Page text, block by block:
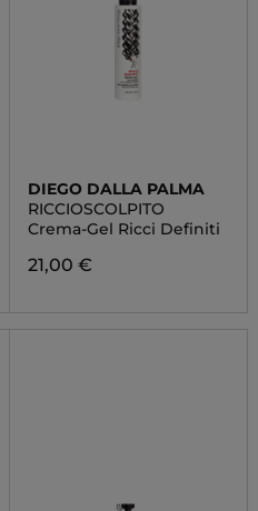
DIEGO DALLA PALMA
RICCIOSCOLPITO
Crema-Gel Ricci Definiti
21,00 €